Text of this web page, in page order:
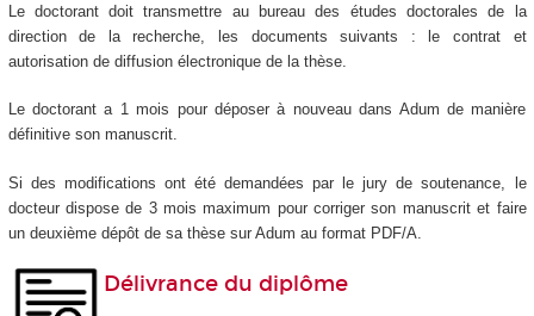
Le doctorant doit transmettre au bureau des études doctorales de la
direction de la recherche, les documents suivants : le contrat et
autorisation de diffusion électronique de la thèse.
Le doctorant a 1 mois pour déposer à nouveau dans Adum de manière
définitive son manuscrit.
Si des modifications ont été demandées par le jury de soutenance, le
docteur dispose de 3 mois maximum pour corriger son manuscrit et faire
un deuxième dépôt de sa thèse sur Adum au format PDF/A.
Délivrance du diplôme